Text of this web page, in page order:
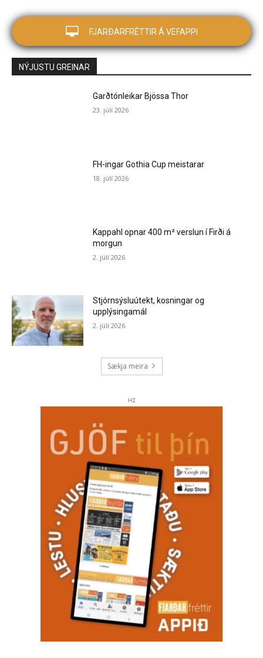
FJARÐARFRÉTTIR Á VEFAPPI
NÝJUSTU GREINAR
Garðtónleikar Bjössa Thor
23. júlí 2026
FH-ingar Gothia Cup meistarar
18. júlí 2026
Kappahl opnar 400 m² verslun í Firði á
morgun
2. júlí 2026
Stjórnsýsluútekt, kosningar og
upplýsingamál
2. júlí 2026
Sækja meira
H2